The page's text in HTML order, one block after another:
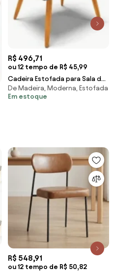
R$ 496,71
ou 12 tempo de R$ 45,99
Cadeira Estofada para Sala de
Jantar Pés Palito Lia Suede
Grafite - Ib
De Madeira, Moderna, Estofada
Em estoque
R$ 548,91
ou 12 tempo de R$ 50,82